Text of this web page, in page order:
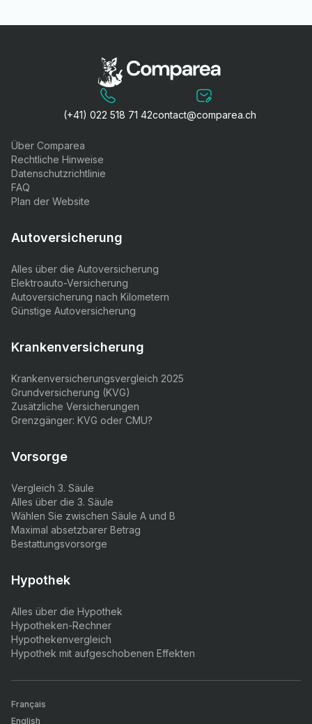
(+41) 022 518 71 42contact@comparea.ch
Über Comparea
Rechtliche Hinweise
Datenschutzrichtlinie
FAQ
Plan der Website
Autoversicherung
Alles über die Autoversicherung
Elektroauto-Versicherung
Autoversicherung nach Kilometern
Günstige Autoversicherung
Krankenversicherung
Krankenversicherungsvergleich 2025
Grundversicherung (KVG)
Zusätzliche Versicherungen
Grenzgänger: KVG oder CMU?
Vorsorge
Vergleich 3. Säule
Alles über die 3. Säule
Wählen Sie zwischen Säule A und B
Maximal absetzbarer Betrag
Bestattungsvorsorge
Hypothek
Alles über die Hypothek
Hypotheken-Rechner
Hypothekenvergleich
Hypothek mit aufgeschobenen Effekten
Français
English